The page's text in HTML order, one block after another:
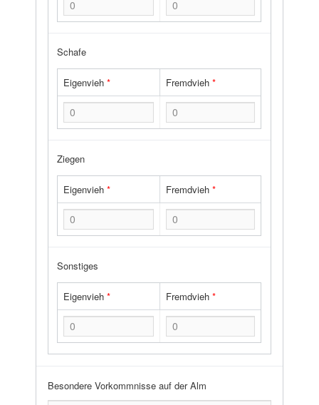
Schafe
Eigenvieh* Fremdvieh*
Ziegen
Eigenvieh* Fremdvieh*
Sonstiges
Eigenvieh* Fremdvieh*
Besondere Vorkommnisse auf der Alm